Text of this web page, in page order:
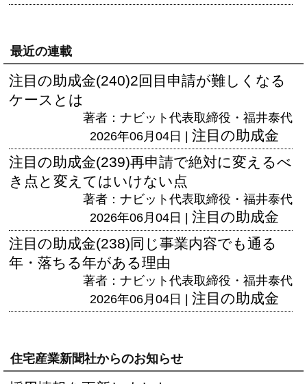
最近の連載
注目の助成金(240)2回目申請が難しくなる
ケースとは
著者：ナビット代表取締役・福井泰代
2026年06月04日 | 注目の助成金
注目の助成金(239)再申請で絶対に変えるべ
き点と変えてはいけない点
著者：ナビット代表取締役・福井泰代
2026年06月04日 | 注目の助成金
注目の助成金(238)同じ事業内容でも通る
年・落ちる年がある理由
著者：ナビット代表取締役・福井泰代
2026年06月04日 | 注目の助成金
住宅産業新聞社からのお知らせ